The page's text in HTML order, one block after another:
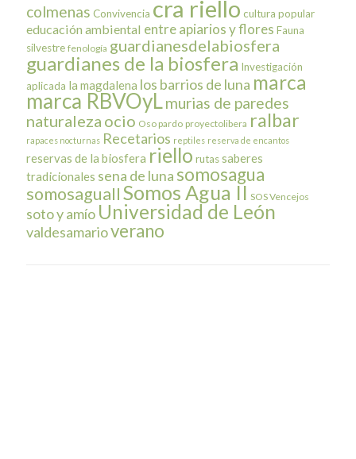
colmenas Convivencia cra riello cultura popular
educación ambiental entre apiarios y flores Fauna
silvestre fenología guardianesdelabiosfera
guardianes de la biosfera Investigación
aplicada la magdalena los barrios de luna marca
marca RBVOyLmurias de paredes
naturaleza ocio Oso pardo proyectolibera ralbar
rapaces nocturnas Recetarios reptiles reserva de encantos
reservas de la biosfera riello rutassaberes
tradicionales sena de luna somosagua
somosaguaIISomos Agua II SOS Vencejos
soto y amío Universidad de León
valdesamarioverano